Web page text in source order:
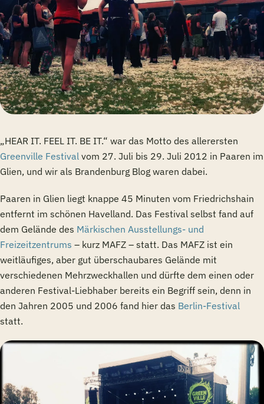
„HEAR IT. FEEL IT. BE IT.“ war das Motto des allerersten
Greenville Festivalvom 27. Juli bis 29. Juli 2012 in Paaren im
Glien, und wir als Brandenburg Blog waren dabei.
Paaren in Glien liegt knappe 45 Minuten vom Friedrichshain
entfernt im schönen Havelland. Das Festival selbst fand auf
dem Gelände des Märkischen Ausstellungs- und
Freizeitzentrums – kurz MAFZ – statt. Das MAFZ ist ein
weitläufiges, aber gut überschaubares Gelände mit
verschiedenen Mehrzweckhallen und dürfte dem einen oder
anderen Festival-Liebhaber bereits ein Begriff sein, denn in
den Jahren 2005 und 2006 fand hier das Berlin-Festival
statt.